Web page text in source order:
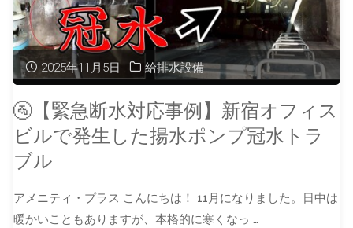
2025年11月5日 給排水設備
🚰【緊急断水対応事例】新宿オフィス
ビルで発生した揚水ポンプ冠水トラ
ブル
アメニティ・プラス こんにちは！ 11月になりました。日中は
暖かいこともありますが、本格的に寒くなっ …